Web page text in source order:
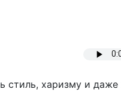
стиль, харизму и